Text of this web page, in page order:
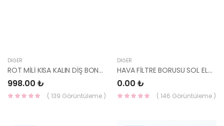
DIĞER
ROT MİLİ KISA KALIN DİŞ BONGO/500 95KI08733-YS
998.00 ₺
( 139 Görüntüleme )
DIĞER
HAVA FİLTRE BORUSU SOL ELANTRA 21 KRK-1480-YS
0.00 ₺
( 146 Görüntüleme )